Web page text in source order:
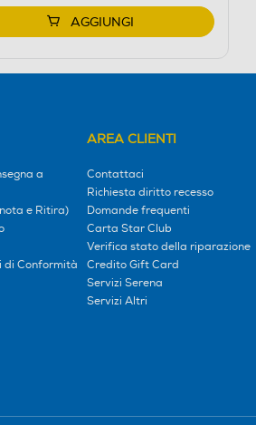
AGGIUNGI
a
e Ritira)
di Conformità
AREA CLIENTI
Contattaci
Richiesta diritto recesso
Domande frequenti
Carta Star Club
Verifica stato della riparazione
Credito Gift Card
Servizi Serena
Servizi Altri